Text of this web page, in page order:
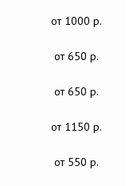
от 1000 р.
от 650 р.
от 650 р.
от 1150 р.
от 550 р.